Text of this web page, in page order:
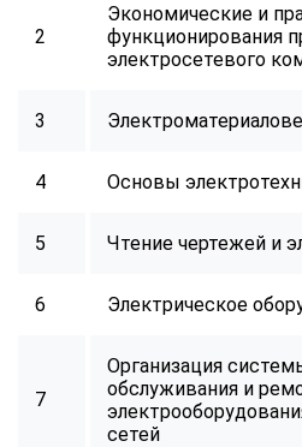
2
Экономические и
функционирования
электросетевого
3
4 Основы
5 Чтение чертежей и
6 Электрическое
7
Организация
обслуживания и
сетей